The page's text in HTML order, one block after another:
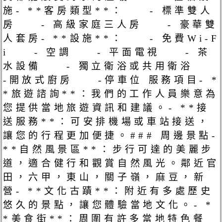
施- **客房類型**： - 標準雙人
房 - 高級家庭三人房 - 豪華雙
人套房- **設施**： - 免費Wi-F
i - 空調 - 平面電視 - 茶
水設備 - 獨立衛浴或共用衛浴
-開放式廚房 -停車位 服務項目- *
*旅遊諮詢**：我們的工作人員樂意為
您提供當地旅遊資訊和建議。- **接
送服務**：可安排機場或車站接送，
讓您的行程更加便捷。### 周邊景點-
**自然風景區**：步行可達的美麗步
道，適合健行和觀賞自然風光。鄰近官
田，六甲，東山，關子嶺，麻豆，新
營- **文化古蹟**：附近有多處歷史
悠久的景點，讓您體驗當地文化。- *
*美食街**：周圍有許多當地特色餐